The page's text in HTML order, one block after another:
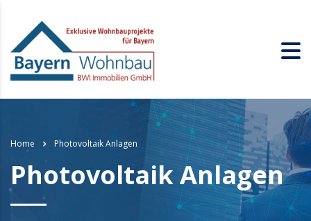
Home Photovoltaik Anlagen
Photovoltaik Anlagen